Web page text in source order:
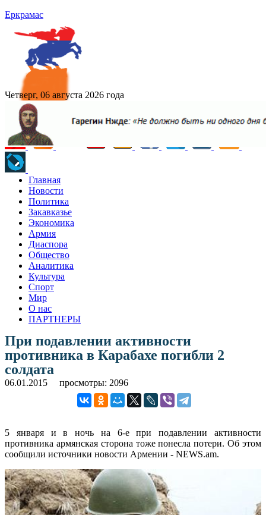
Еркрамас
Четверг, 06 августа 2026 года
Главная
Новости
Политика
Закавказье
Экономика
Армия
Диаспора
Общество
Аналитика
Культура
Спорт
Мир
О нас
ПАРТНЕРЫ
При подавлении активности
противника в Карабахе погибли 2
солдата
06.01.2015 просмотры: 2096
5 января и в ночь на 6-е при подавлении активности
противника армянская сторона тоже понесла потери. Об этом
сообщили источники новости Армении - NEWS.am.